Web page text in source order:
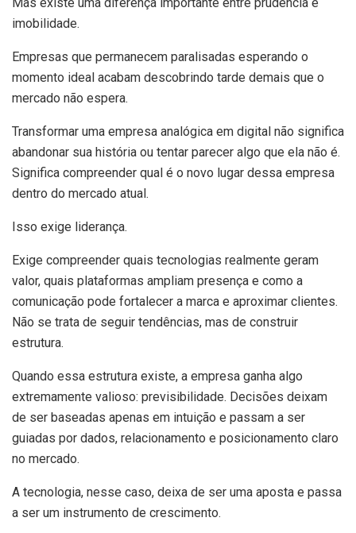
imobilidade.
Empresas que permanecem paralisadas esperando o
momento ideal acabam descobrindo tarde demais que o
mercado não espera.
Transformar uma empresa analógica em digital não significa
abandonar sua história ou tentar parecer algo que ela não é.
Significa compreender qual é o novo lugar dessa empresa
dentro do mercado atual.
Isso exige liderança.
Exige compreender quais tecnologias realmente geram
valor, quais plataformas ampliam presença e como a
comunicação pode fortalecer a marca e aproximar clientes.
Não se trata de seguir tendências, mas de construir
estrutura.
Quando essa estrutura existe, a empresa ganha algo
extremamente valioso: previsibilidade. Decisões deixam
de ser baseadas apenas em intuição e passam a ser
guiadas por dados, relacionamento e posicionamento claro
no mercado.
A tecnologia, nesse caso, deixa de ser uma aposta e passa
a ser um instrumento de crescimento.